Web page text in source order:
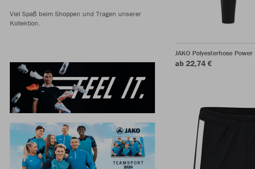
Viel Spaß beim Shoppen und Tragen unserer
Kollektion.
JAKO Polyesterhose Power
ab 22,74 €